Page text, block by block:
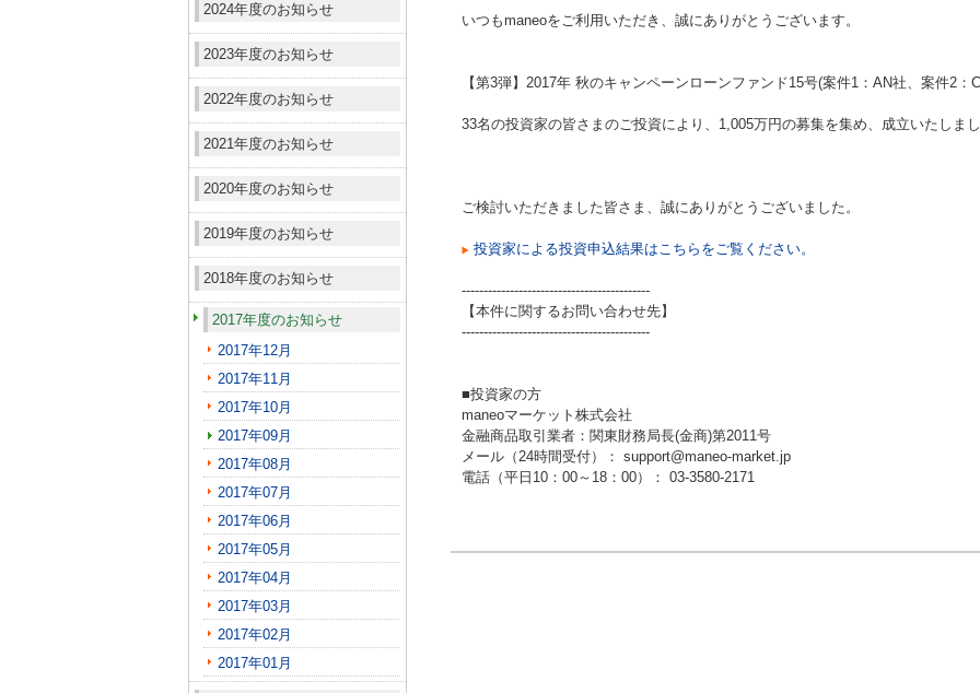
2024年度のお知らせ
2023年度のお知らせ
2022年度のお知らせ
2021年度のお知らせ
2020年度のお知らせ
2019年度のお知らせ
2018年度のお知らせ
2017年度のお知らせ
2017年12月
2017年11月
2017年10月
2017年09月
2017年08月
2017年07月
2017年06月
2017年05月
2017年04月
2017年03月
2017年02月
2017年01月
いつもmaneoをご利用いただき、誠にありがとうございます。
【第3弾】2017年 秋のキャンペーンローンファンド15号(案件1：AN社、案件2：
33名の投資家の皆さまのご投資により、1,005万円の募集を集め、成立いたしま
ご検討いただきました皆さま、誠にありがとうございました。
投資家による投資申込結果はこちらをご覧ください。
-------------------------------------------
【本件に関するお問い合わせ先】
-------------------------------------------
■投資家の方
maneoマーケット株式会社
金融商品取引業者：関東財務局長(金商)第2011号
メール（24時間受付）： support@maneo-market.jp
電話（平日10：00～18：00）： 03-3580-2171